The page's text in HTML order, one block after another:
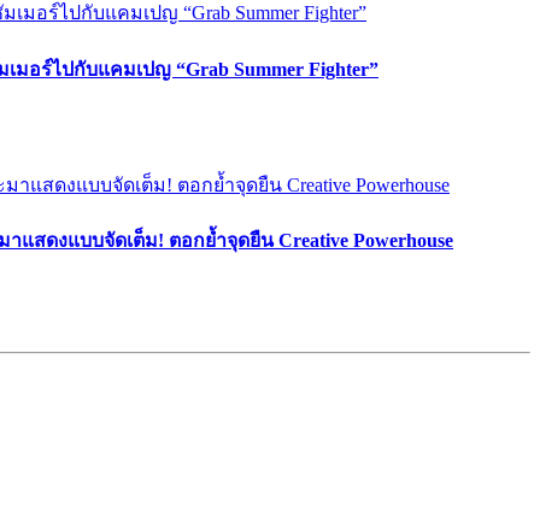
ร์ไปกับแคมเปญ “Grab Summer Fighter”
สดงแบบจัดเต็ม! ตอกย้ำจุดยืน Creative Powerhouse